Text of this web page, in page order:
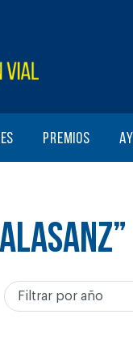
Premios